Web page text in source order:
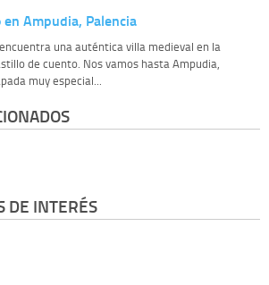
Ampudia, Palencia
una auténtica villa medieval en la
de cuento. Nos vamos hasta Ampudia,
muy especial...
DE INTERÉS